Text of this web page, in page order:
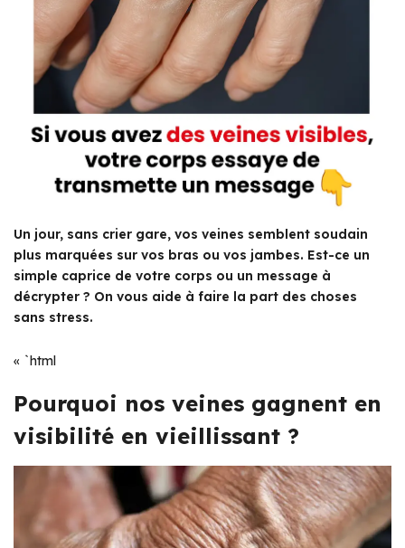
Un jour, sans crier gare, vos veines semblent soudain
plus marquées sur vos bras ou vos jambes. Est-ce un
simple caprice de votre corps ou un message à
décrypter ? On vous aide à faire la part des choses
sans stress.
« `html
Pourquoi nos veines gagnent en
visibilité en vieillissant ?